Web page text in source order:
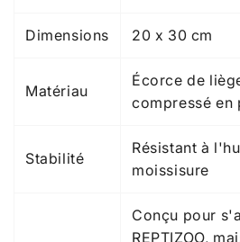
Dimensions 20 x 30 cm
Matériau
Écorce de
compressé en
Stabilité
Résistant à
moissisure
Conçu pour
REPTIZOO,